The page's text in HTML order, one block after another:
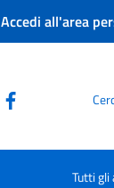
Accedi all'area
Tutti gli